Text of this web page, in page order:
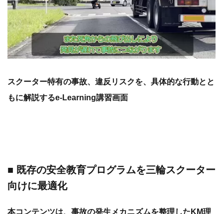
スクーター特有の事故、違反リスクを、具体的な行動とと
もに解説するe-Learning講習画面
■ 既存の安全教育プログラムを三輪スクーター
向けに最適化
本コンテンツは、事故の発生メカニズムを整理した KM理